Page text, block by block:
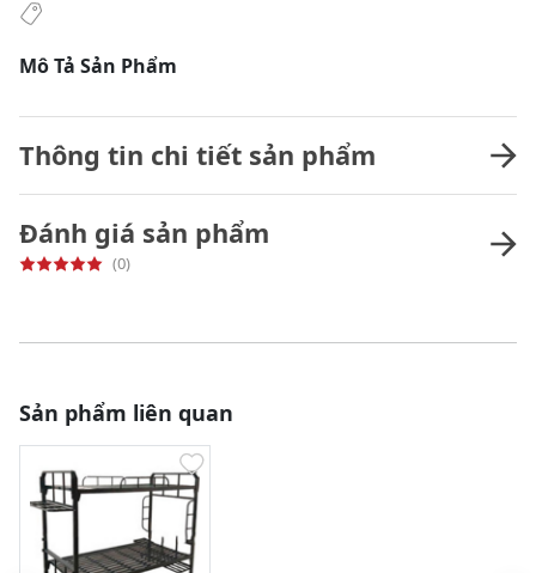
Mô Tả Sản Phẩm
Thông tin chi tiết sản phẩm
Đánh giá sản phẩm
(0)
Sản phẩm liên quan